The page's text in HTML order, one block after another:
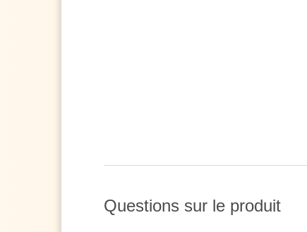
Questions sur le produit